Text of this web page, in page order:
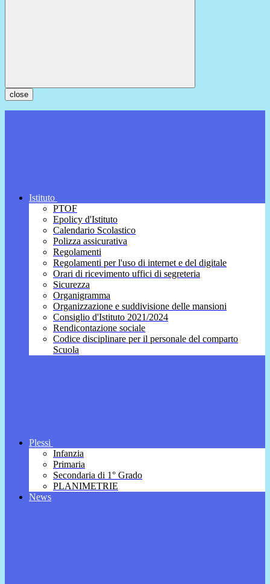
close
Istituto
PTOF
Epolicy d'Istituto
Calendario Scolastico
Polizza assicurativa
Regolamenti
Regolamenti per l'uso di internet e del digitale
Orari di ricevimento uffici di segreteria
Sicurezza
Organigramma
Organizzazione e suddivisione delle mansioni
Consiglio d'Istituto 2021/2024
Rendicontazione sociale
Codice disciplinare per il personale del comparto
Scuola
Plessi
Infanzia
Primaria
Secondaria di 1° Grado
PLANIMETRIE
News